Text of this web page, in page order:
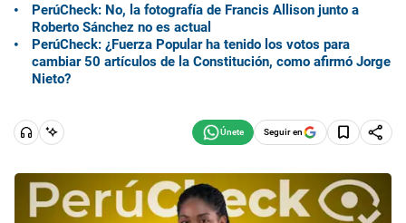
PerúCheck: No, la fotografía de Francis Allison junto a
Roberto Sánchez no es actual
PerúCheck: ¿Fuerza Popular ha tenido los votos para
cambiar 50 artículos de la Constitución, como afirmó Jorge
Nieto?
Seguir en